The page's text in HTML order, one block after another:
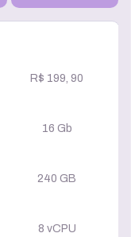
R$ 199, 90
16 Gb
240 GB
8 vCPU